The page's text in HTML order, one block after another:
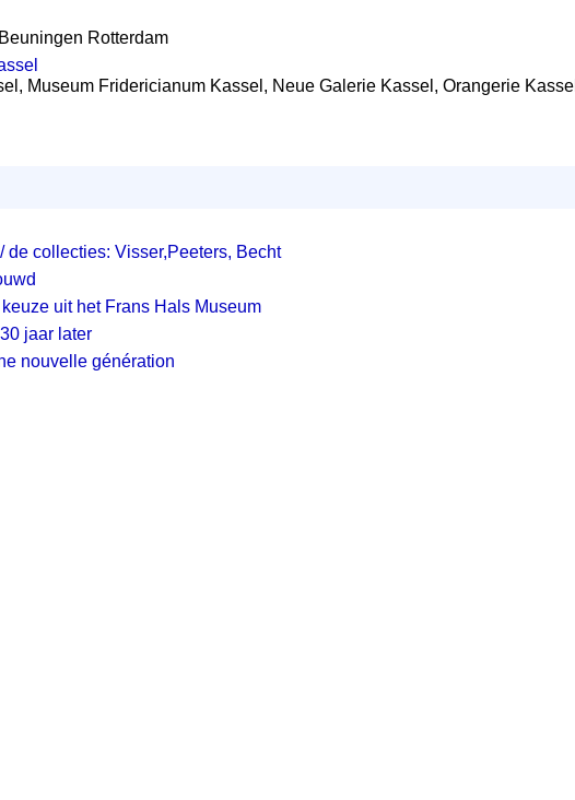
Rotterdam
Museum Fridericianum Kassel, Neue Galerie Kassel, Orangerie Kassel
de collecties: Visser,Peeters, Becht
uit het Frans Hals Museum
jaar later
nouvelle génération